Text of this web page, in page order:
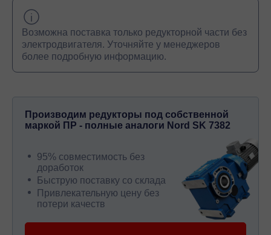
Возможна поставка только редукторной части без
электродвигателя. Уточняйте у менеджеров
более подробную информацию.
Производим редукторы под собственной
маркой ПР - полные аналоги Nord SK 7382
95% совместимость без
доработок
Быструю поставку со склада
Привлекательную цену без
потери качеств